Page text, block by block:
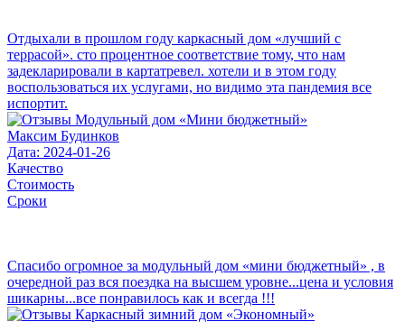
Отдыхали в прошлом году каркасный дом «лучший с
террасой». сто процентное соответствие тому, что нам
задекларировали в картатревел. хотели и в этом году
воспользоваться их услугами, но видимо эта пандемия все
испортит.
Максим Будинков
Дата: 2024-01-26
Качество
Стоимость
Сроки
Спасибо огромное за модульный дом «мини бюджетный» , в
очередной раз вся поездка на высшем уровне...цена и условия
шикарны...все понравилось как и всегда !!!